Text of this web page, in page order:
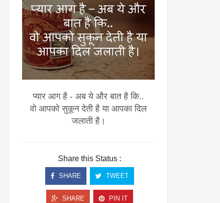
प्यार आग है - अब ये और बात है कि..
वो आपको सुकून देती है या आपका दिल
जलाती है।
Share this Status :
SHARE TWEET
SHARE PIN IT